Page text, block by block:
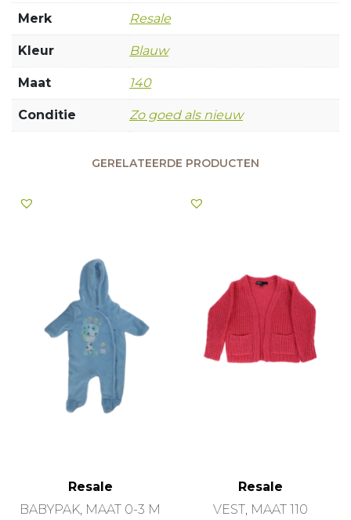
Merk Resale
Kleur Blauw
Maat 140
Conditie Zo goed als nieuw
GERELATEERDE PRODUCTEN
Resale
BABYPAK, MAAT 0-3 M
Resale
VEST, MAAT 110